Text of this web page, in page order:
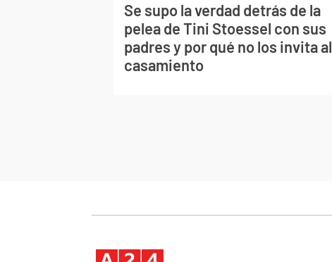
Se supo la verdad detrás de la
pelea de Tini Stoessel con sus
padres y por qué no los invita al
casamiento